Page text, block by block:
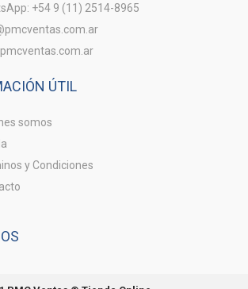
+54 9 (11) 2514-8965
ÚTIL
somos
y Condiciones